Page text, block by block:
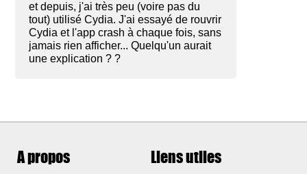
et depuis, j'ai très peu (voire pas du
tout) utilisé Cydia. J'ai essayé de rouvrir
Cydia et l'app crash à chaque fois, sans
jamais rien afficher... Quelqu'un aurait
une explication ? ?
A propos Liens utiles